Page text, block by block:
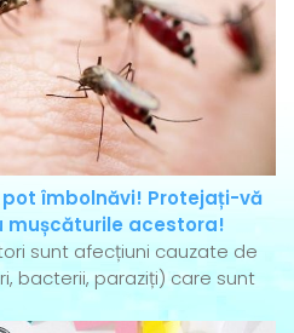
îmbolnăvi! Protejați-vă
mușcăturile acestora!
sunt afecțiuni cauzate de
bacterii, paraziți) care sunt